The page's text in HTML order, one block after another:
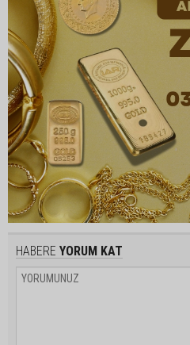
HABERE YORUM KAT